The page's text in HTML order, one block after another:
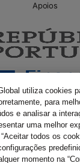
Apoios
utiliza cookies
para
e analisar a
uma melhor
todos os
momento na